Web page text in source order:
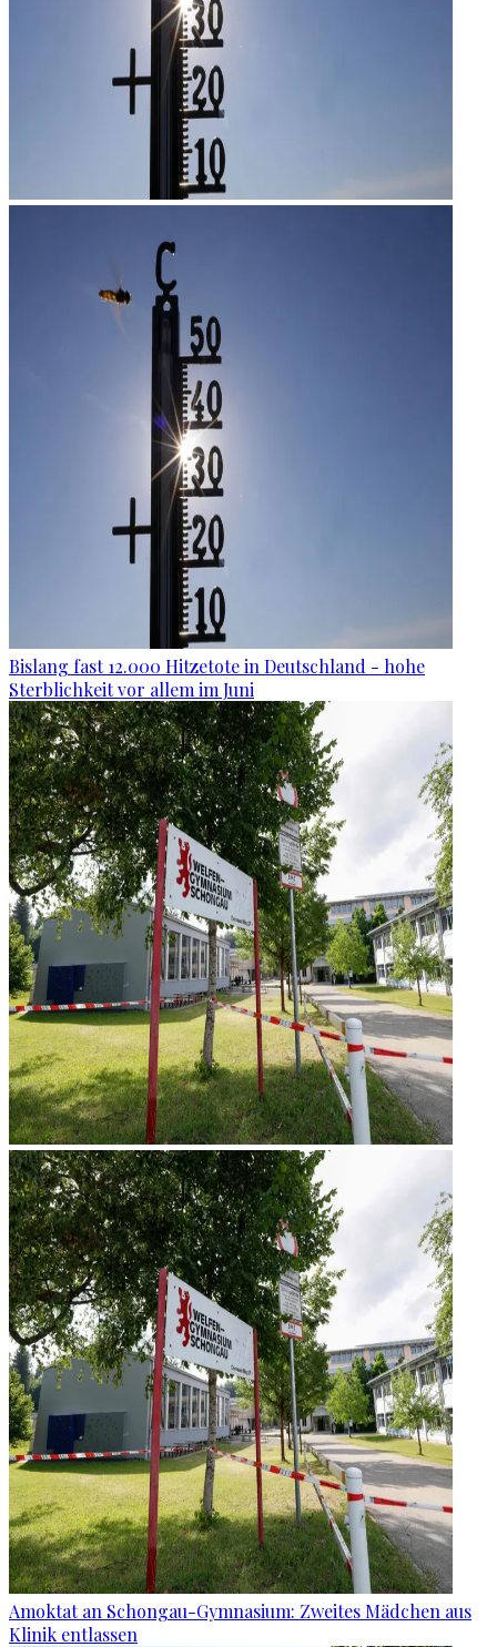
Bislang fast 12.000 Hitzetote in Deutschland - hohe
Sterblichkeit vor allem im Juni
Amoktat an Schongau-Gymnasium: Zweites Mädchen aus
Klinik entlassen